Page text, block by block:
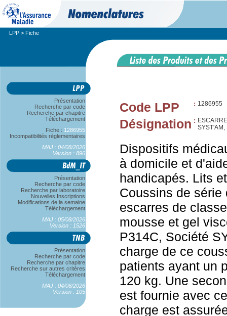
LPP > Fiche
Présentation
Recherche par code
Recherche par chapitre
Téléchargement
Fiche : 1286955
Incompatibilités règlementaires
MAJ : 04/08/2026
Version : 896
Présentation
Recherche par code
Recherche par laboratoire
Nouvelles Inscriptions
Modifications de la semaine
Téléchargement
MAJ : 05/08/2026
Version : 1526
Présentation
Recherche par code
Recherche par chapitre
Recherche sur autres critères
Téléchargement
MAJ : 04/06/2026
Version : 105
Code LPP : 1286955
Désignation :
SYST'AM,
Dispositifs
à domicile et
handicapés. Lits
Coussins de série
escarres de
mousse et gel
P314C, Société
charge de ce
patients ayant un
120 kg. Une
est fournie avec
charge est